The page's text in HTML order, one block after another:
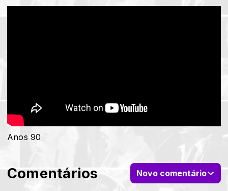
Anos 90
Comentários Novo comentário